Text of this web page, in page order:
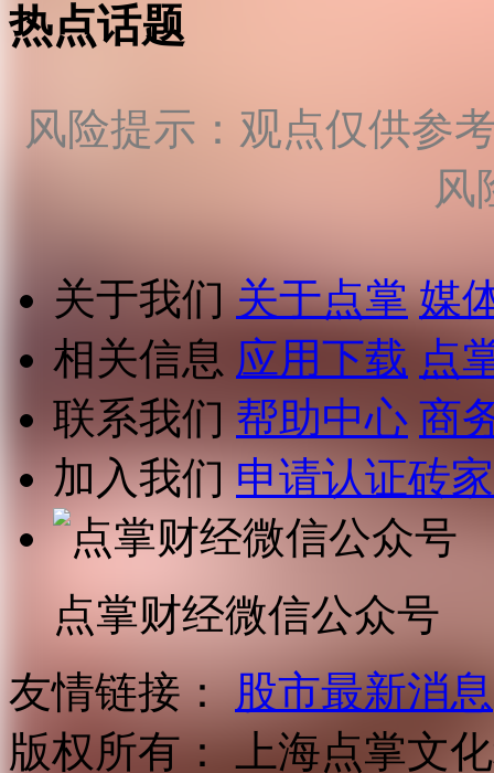
热点话题
风险提示：观点仅供参
风
关于我们 关于点掌 媒
相关信息 应用下载 点
联系我们 帮助中心 商
加入我们 申请认证砖家
点掌财经微信公众号
友情链接：
股市最新消息
版权所有：
上海点掌文